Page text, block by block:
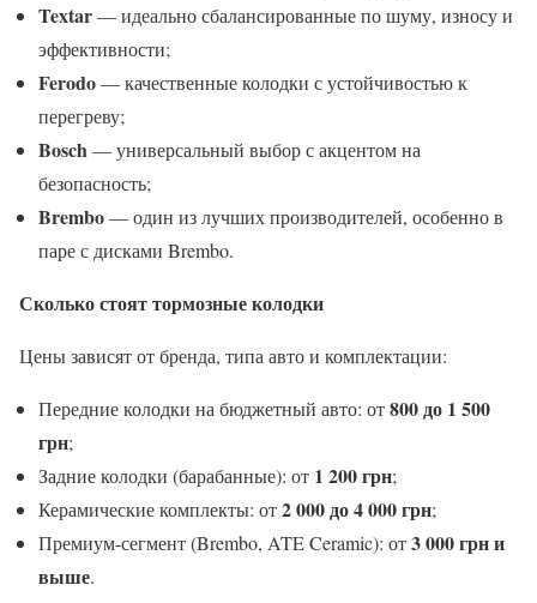
Textar— идеально сбалансированные по шуму, износу и
эффективности;
Ferodo— качественные колодки с устойчивостью к
перегреву;
Bosch— универсальный выбор с акцентом на
безопасность;
Brembo— один из лучших производителей, особенно в
паре с дисками Brembo.
Сколько стоят тормозные колодки
Цены зависят от бренда, типа авто и комплектации:
Передние колодки на бюджетный авто: от800 до 1 500
грн;
Задние колодки (барабанные): от 1 200 грн;
Керамические комплекты: от2 000 до 4 000 грн;
Премиум-сегмент (Brembo, ATE Ceramic): от3 000 грн и
выше.